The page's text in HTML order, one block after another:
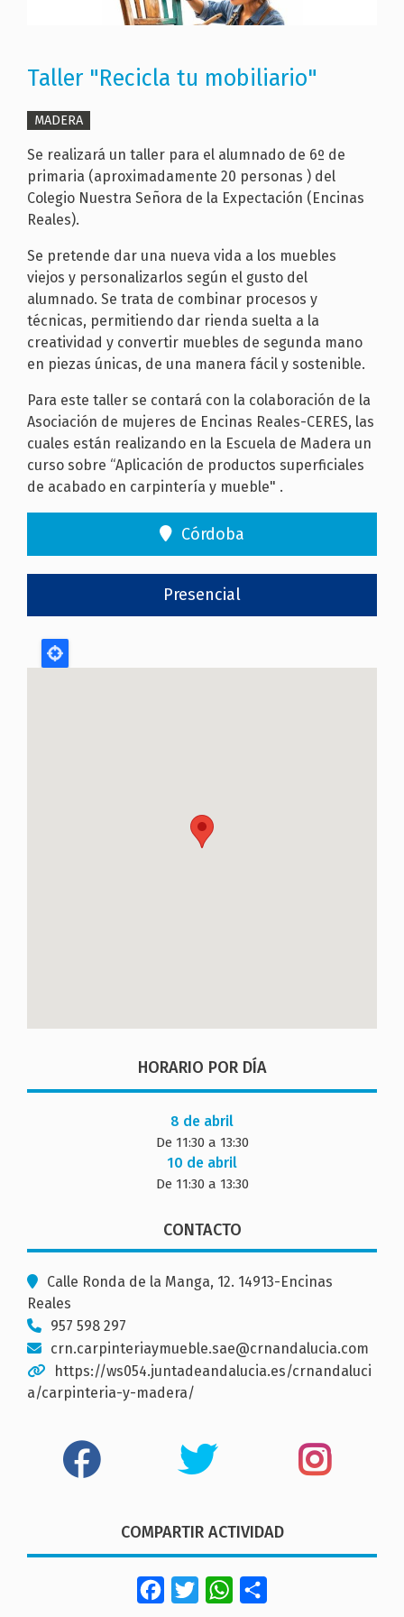
Taller "Recicla tu mobiliario"
MADERA
Se realizará un taller para el alumnado de 6º de
primaria (aproximadamente 20 personas ) del
Colegio Nuestra Señora de la Expectación (Encinas
Reales).
Se pretende dar una nueva vida a los muebles
viejos y personalizarlos según el gusto del
alumnado. Se trata de combinar procesos y
técnicas, permitiendo dar rienda suelta a la
creatividad y convertir muebles de segunda mano
en piezas únicas, de una manera fácil y sostenible.
Para este taller se contará con la colaboración de la
Asociación de mujeres de Encinas Reales-CERES, las
cuales están realizando en la Escuela de Madera un
curso sobre “Aplicación de productos superficiales
de acabado en carpintería y mueble" .
Córdoba
Presencial
HORARIO POR DÍA
8 de abril
De 11:30 a 13:30
10 de abril
De 11:30 a 13:30
CONTACTO
Calle Ronda de la Manga, 12. 14913-Encinas
Reales
957 598 297
crn.carpinteriaymueble.sae@crnandalucia.com
https://ws054.juntadeandalucia.es/crnandaluci
a/carpinteria-y-madera/
COMPARTIR ACTIVIDAD
FacebookTwitterWhatsApp